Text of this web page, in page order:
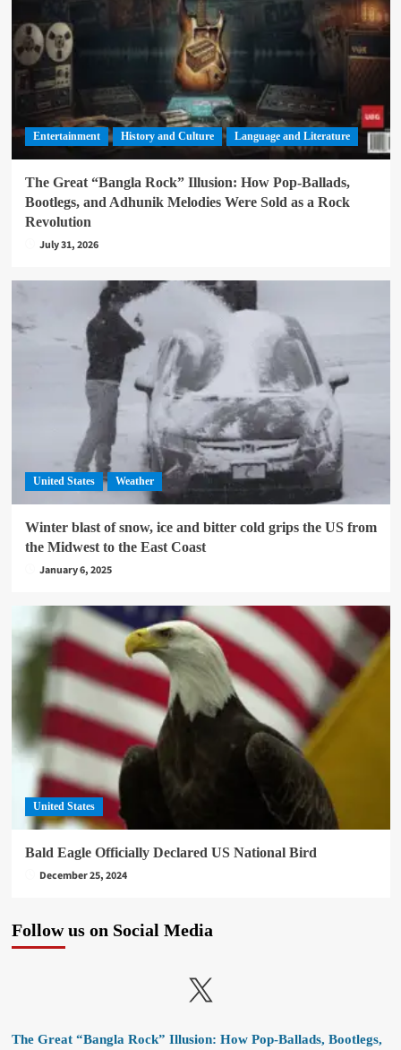
Entertainment History and Culture Language and Literature
The Great “Bangla Rock” Illusion: How Pop-Ballads,
Bootlegs, and Adhunik Melodies Were Sold as a Rock
Revolution
July 31, 2026
United States Weather
Winter blast of snow, ice and bitter cold grips the US from
the Midwest to the East Coast
January 6, 2025
United States
Bald Eagle Officially Declared US National Bird
December 25, 2024
Follow us on Social Media
X
The Great “Bangla Rock” Illusion: How Pop-Ballads, Bootlegs,